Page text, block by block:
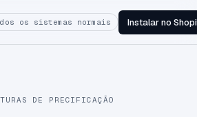
os sistemas normais Instalar no
DE PRECIFICAÇÃO